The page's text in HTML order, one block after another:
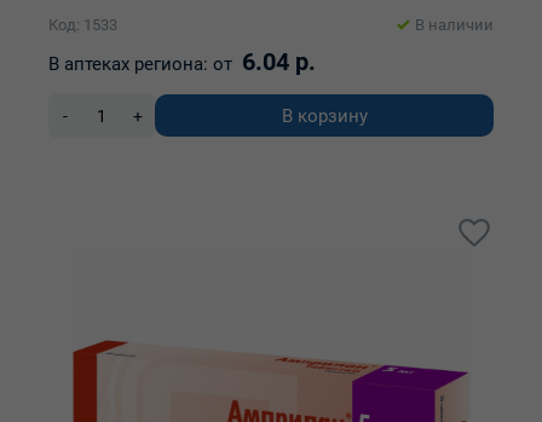
Код: 1533
В наличии
В аптеках региона: от 6.04 р.
- + В корзину